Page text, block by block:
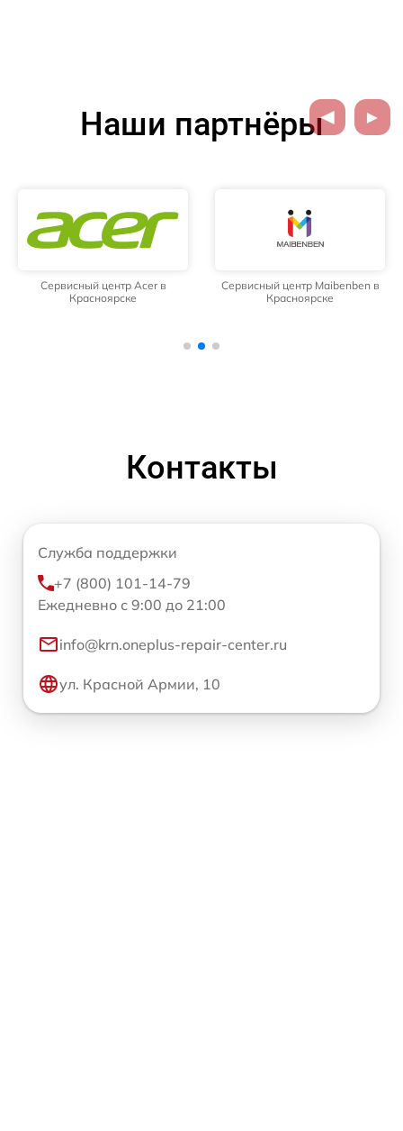
Наши партнёры
Сервисный центр Acer в
Красноярске
Сервисный центр Maibenben в
Красноярске
Контакты
Служба поддержки
+7 (800) 101-14-79
Ежедневно с 9:00 до 21:00
info@krn.oneplus-repair-center.ru
ул. Красной Армии, 10